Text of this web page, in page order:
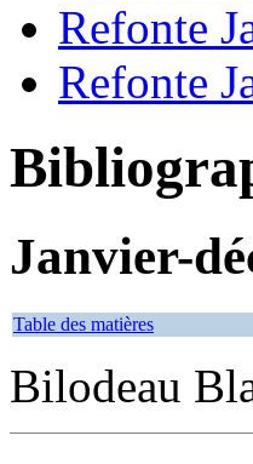
Refonte
Refonte
Janvier-
Table des matières
Bilodeau